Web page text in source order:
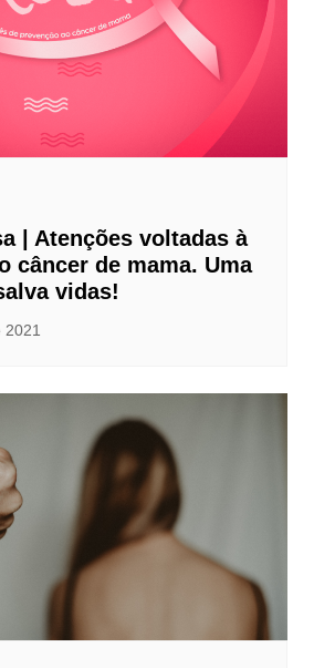
| Atenções voltadas à
câncer de mama. Uma
vidas!
2021